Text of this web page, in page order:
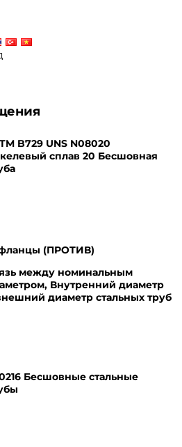
B729 UNS N08020
сплав 20 Бесшовная
(ПРОТИВ)
между номинальным
Внутренний диаметр
диаметр стальных труб
Бесшовные стальные